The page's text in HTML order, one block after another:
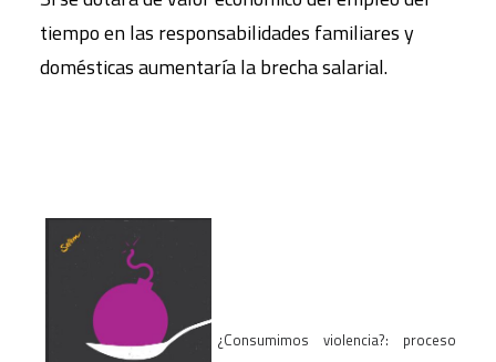
tiempo en las responsabilidades familiares y
domésticas aumentaría la brecha salarial.
¿Consumimos violencia?: proceso